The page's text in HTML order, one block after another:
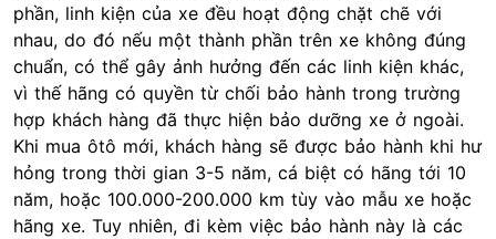
phần, linh kiện của xe đều hoạt động chặt chẽ với
nhau, do đó nếu một thành phần trên xe không đúng
chuẩn, có thể gây ảnh hưởng đến các linh kiện khác,
vì thế hãng có quyền từ chối bảo hành trong trường
hợp khách hàng đã thực hiện bảo dưỡng xe ở ngoài.
Khi mua ôtô mới, khách hàng sẽ được bảo hành khi hư
hỏng trong thời gian 3-5 năm, cá biệt có hãng tới 10
năm, hoặc 100.000-200.000 km tùy vào mẫu xe hoặc
hãng xe. Tuy nhiên, đi kèm việc bảo hành này là các